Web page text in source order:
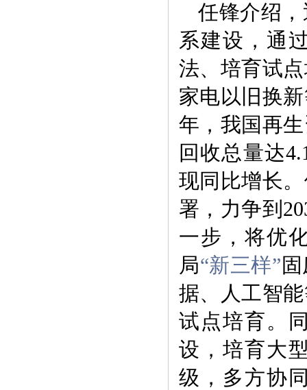
任锋介绍
系建设，通
法、培育试
家电以旧换
年，我国再
回收总量达
现同比增长
署，力争到
一步，将优
局“新三样”
据、人工智
试点培育。
设，培育大
级，多方协